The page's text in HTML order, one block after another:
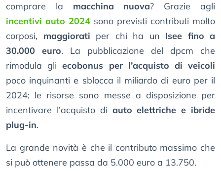
comprare la macchina nuova? Grazie agli
incentivi auto 2024 sono previsti contributi molto
corposi, maggiorati per chi ha un Isee fino a
30.000 euro. La pubblicazione del dpcm che
rimodula gliecobonus per l’acquisto di veicoli
poco inquinanti e sblocca il miliardo di euro per il
2024; le risorse sono messe a disposizione per
incentivare l’acquisto di auto elettriche e ibride
plug-in.
La grande novità è che il contributo massimo che
si può ottenere passa da 5.000 euro a 13.750.